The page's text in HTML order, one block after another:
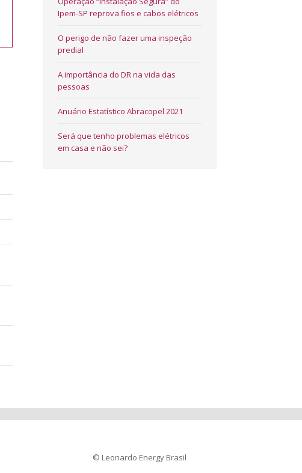
Ipem-SP reprova fios e cabos elétricos
O perigo de não fazer uma inspeção
predial
A importância do DR na vida das
pessoas
Anuário Estatístico Abracopel 2021
Será que tenho problemas elétricos
em casa e não sei?
© Leonardo Energy Brasil